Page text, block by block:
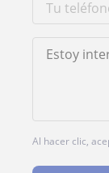
Al hacer clic,